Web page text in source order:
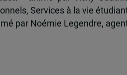
Services à la vie
par Noémie Legendre,